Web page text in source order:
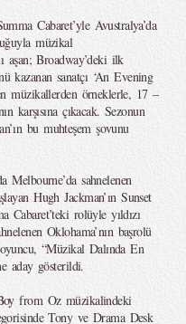
Cabaret’yle Avustralya’da
müzikal
aşan; Broadway’deki ilk
kazanan sanatçı ‘An Evening
müzikallerden örneklerle, 17 –
karşısına çıkacak. Sezonun
bu muhteşem şovunu
Melbourne’da sahnelenen
Hugh Jackman’ın Sunset
Cabaret’teki rolüyle yıldızı
Oklohama’nın başrolü
“Müzikal Dalında En
aday gösterildi.
from Oz müzikalindeki
Tony ve Drama Desk